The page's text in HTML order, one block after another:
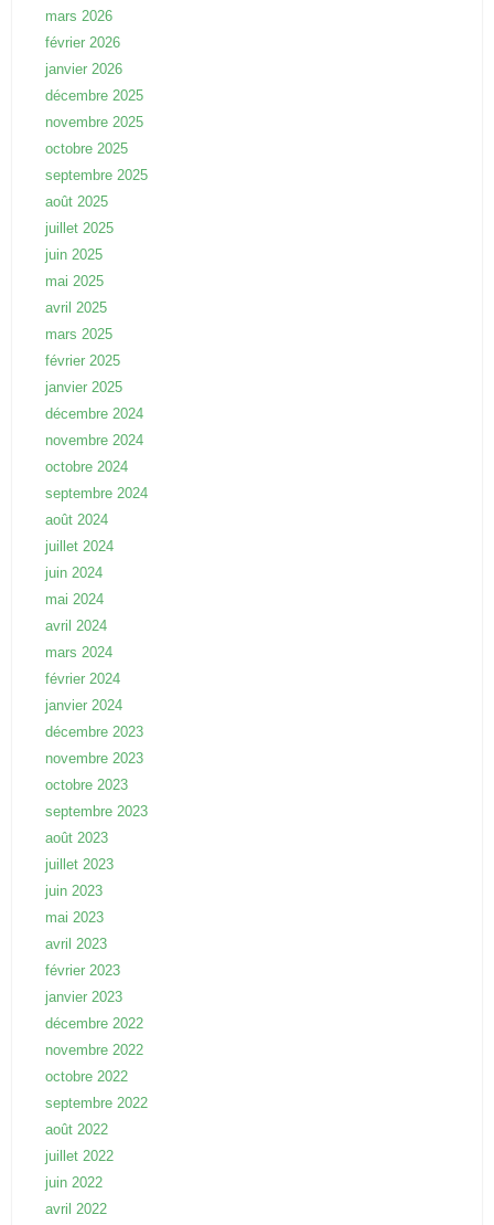
mars 2026
février 2026
janvier 2026
décembre 2025
novembre 2025
octobre 2025
septembre 2025
août 2025
juillet 2025
juin 2025
mai 2025
avril 2025
mars 2025
février 2025
janvier 2025
décembre 2024
novembre 2024
octobre 2024
septembre 2024
août 2024
juillet 2024
juin 2024
mai 2024
avril 2024
mars 2024
février 2024
janvier 2024
décembre 2023
novembre 2023
octobre 2023
septembre 2023
août 2023
juillet 2023
juin 2023
mai 2023
avril 2023
février 2023
janvier 2023
décembre 2022
novembre 2022
octobre 2022
septembre 2022
août 2022
juillet 2022
juin 2022
avril 2022